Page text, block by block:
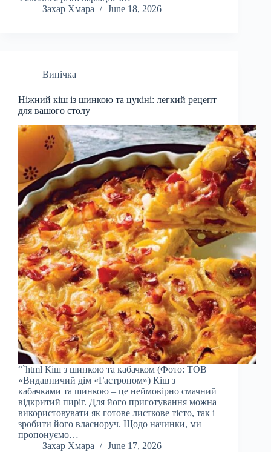
Захар Хмара
June 18, 2026
Випічка
Ніжний кіш із шинкою та цукіні: легкий рецепт
для вашого столу
“`html Кіш з шинкою та кабачком (Фото: ТОВ
«Видавничий дім «Гастроном») Кіш з
кабачками та шинкою – це неймовірно смачний
відкритий пиріг. Для його приготування можна
використовувати як готове листкове тісто, так і
зробити його власноруч. Щодо начинки, ми
пропонуємо…
Захар Хмара
June 17, 2026